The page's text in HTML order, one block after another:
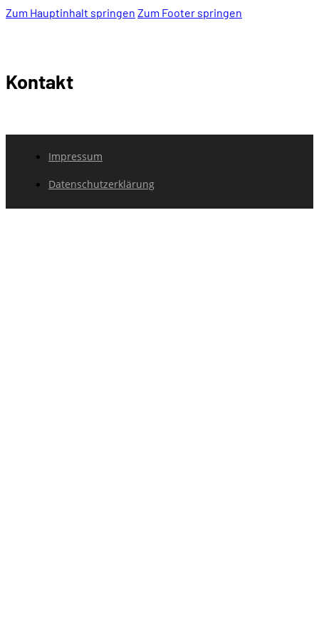
Zum Hauptinhalt springen Zum Footer springen
Kontakt
Impressum
Datenschutzerklärung